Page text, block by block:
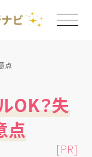
点
OK？失
点
[PR]